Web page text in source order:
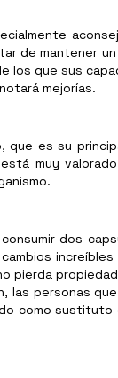
de mantener
los que sus
mejorías.
es su
muy
dos
personas
como